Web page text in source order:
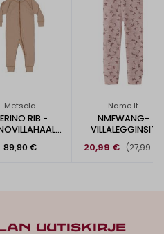
Metsola
RIB -
89,90 €
Name It
NMFWANG-
VILLALEGGINSIT
20,99 €
(27,99 €)
UUTISKIRJE